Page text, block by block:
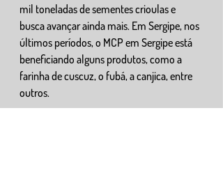
mil toneladas de sementes crioulas e
busca avançar ainda mais. Em Sergipe, nos
últimos períodos, o MCP em Sergipe está
beneficiando alguns produtos, como a
farinha de cuscuz, o fubá, a canjica, entre
outros.